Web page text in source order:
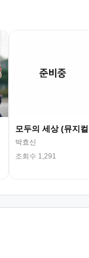
모두의 세상 (뮤지컬
박효신
조회수 1,291